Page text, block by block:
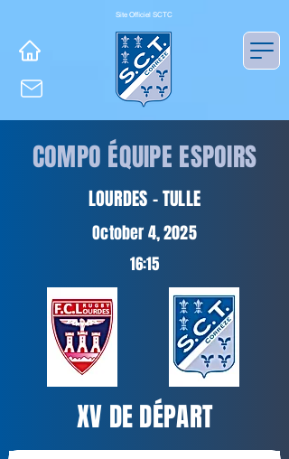
Site Officiel SCTC
COMPO ÉQUIPE ESPOIRS
LOURDES - TULLE
October 4, 2025
16:15
XV DE DÉPART